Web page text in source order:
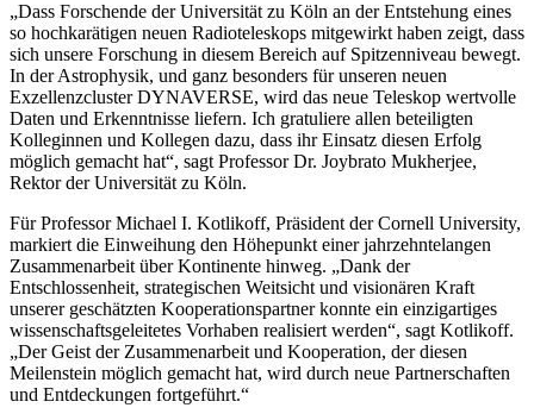
„Dass Forschende der Universität zu Köln an der Entstehung eines
so hochkarätigen neuen Radioteleskops mitgewirkt haben zeigt, dass
sich unsere Forschung in diesem Bereich auf Spitzenniveau bewegt.
In der Astrophysik, und ganz besonders für unseren neuen
Exzellenzcluster DYNAVERSE, wird das neue Teleskop wertvolle
Daten und Erkenntnisse liefern. Ich gratuliere allen beteiligten
Kolleginnen und Kollegen dazu, dass ihr Einsatz diesen Erfolg
möglich gemacht hat“, sagt Professor Dr. Joybrato Mukherjee,
Rektor der Universität zu Köln.
Für Professor Michael I. Kotlikoff, Präsident der Cornell University,
markiert die Einweihung den Höhepunkt einer jahrzehntelangen
Zusammenarbeit über Kontinente hinweg. „Dank der
Entschlossenheit, strategischen Weitsicht und visionären Kraft
unserer geschätzten Kooperationspartner konnte ein einzigartiges
wissenschaftsgeleitetes Vorhaben realisiert werden“, sagt Kotlikoff.
„Der Geist der Zusammenarbeit und Kooperation, der diesen
Meilenstein möglich gemacht hat, wird durch neue Partnerschaften
und Entdeckungen fortgeführt.“